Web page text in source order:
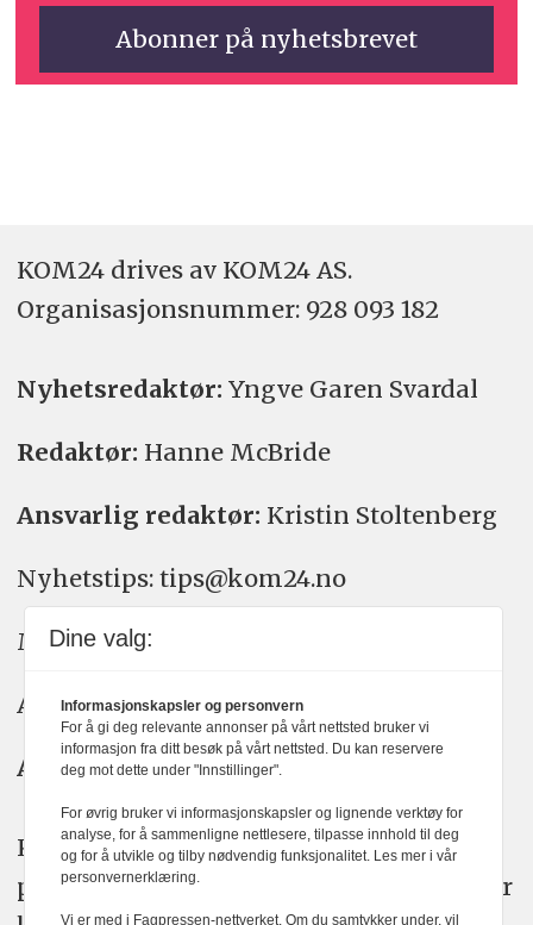
KOM24 drives av KOM24 AS.
Organisasjons­nummer: 928 093 182
Nyhetsredaktør: Yngve Garen Svardal
Redaktør: Hanne McBride
Ansvarlig redaktør: Kristin Stoltenberg
Nyhetstips: tips@kom24.no
Meninger: meninger@kom24.no
Annonse: annonse@watchmedia.no
Abonnement:kom24@watchmedia.no
KOM24 arbeider etter Vær Varsom-
plakatens regler for god presseskikk. Her
Dine valg:
Informasjonskapsler og personvern
For å gi deg relevante annonser på vårt nettsted bruker vi
informasjon fra ditt besøk på vårt nettsted. Du kan reservere
deg mot dette under "Innstillinger".
For øvrig bruker vi informasjonskapsler og lignende verktøy for
analyse, for å sammenligne nettlesere, tilpasse innhold til deg
og for å utvikle og tilby nødvendig funksjonalitet. Les mer i vår
personvernerklæring.
Vi er med i Fagpressen-nettverket. Om du samtykker under, vil